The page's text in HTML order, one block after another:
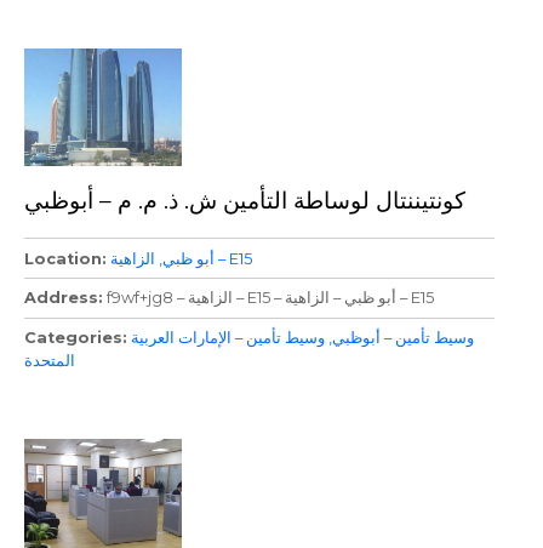
كونتيننتال لوساطة التأمين ش. ذ. م. م – أبوظبي
Location أبو ظبي الزاهية – E15
Address f9wf+jg8 – الزاهية – E15 – أبو ظبي – الزاهية – E15
Categories وسيط تأمين – أبوظبي وسيط تأمين – الإمارات العربية
المتحدة